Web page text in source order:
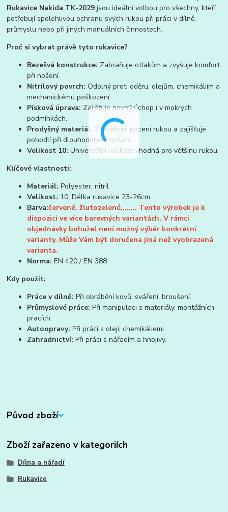
Rukavice Nakida TK-2029 jsou ideální volbou pro všechny, kteří
potřebují spolehlivou ochranu svých rukou při práci v dílně,
průmyslu nebo při jiných manuálních činnostech.
Proč si vybrat právě tyto rukavice?
Bezešvá konstrukce: Zabraňuje otlakům a zvyšuje komfort
při nošení.
Nitrilový povrch: Odolný proti oděru, olejům, chemikáliím a
mechanickému poškození.
Písková úprava: Zajišťuje pevný úchop i v mokrých
podmínkách.
Prodyšný materiál: Zabraňuje pocení rukou a zajišťuje
pohodlí při dlouhodobém nošení.
Velikost 10: Univerzální velikost vhodná pro většinu rukou.
Klíčové vlastnosti:
Materiál: Polyester, nitril
Velikost: 10. Délka rukavice 23-26cm.
Barva:červené, žlutozelené,....... Tento výrobek je k
dispozici ve více barevnýchvariantách. V rámci
objednávky bohužel není možný výběr konkrétní
varianty. Může Vám být doručena jiná než vyobrazená
varianta.
Norma: EN 420 / EN 388
Kdy použít:
Práce v dílně: Při obrábění kovů, sváření, broušení.
Průmyslové práce: Při manipulaci s materiály, montážních
pracích.
Autoopravy: Při práci s oleji, chemikáliemi.
Zahradnictví: Při práci s nářadím a hnojivy.
Původ zboží
Zboží zařazeno v kategoriích
Dílna a nářadí
Rukavice